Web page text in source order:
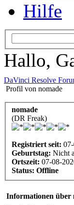
Hilfe
Hallo,
DaVinci Resolve
Profil von nomade
nomade
(DR Freak)
Registriert seit:
Geburtstag: Nicht
Ortszeit: 07-08-
Status: Offline
Informationen über